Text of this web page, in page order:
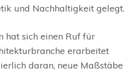
und Nachhaltigkeit gelegt.
hat sich einen Ruf für
erarbeitet
daran, neue Maßstäbe